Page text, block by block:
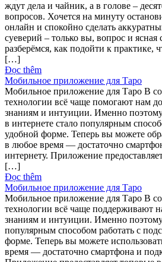
ждут дела и чайник, а в голове –
вопросов. Хочется на минуту
онлайн и спокойно сделать
суеверий – только вы, вопрос и
разберёмся, как подойти к практике,
[…]
Đọc thêm
Мобильное приложение для Таро
Мобильное приложение для Таро В
технологии всё чаще помогают нам
знаниям и интуиции. Именно
в интернете стало популярным
удобной форме. Теперь вы можете
в любое время — достаточно
интернету. Приложение
[…]
Đọc thêm
Мобильное приложение для Таро
Мобильное приложение для Таро В
технологии всё чаще поддерживают
знаниям и интуиции. Именно
популярным способом работать с
форме. Теперь вы можете
время — достаточно смартфона и